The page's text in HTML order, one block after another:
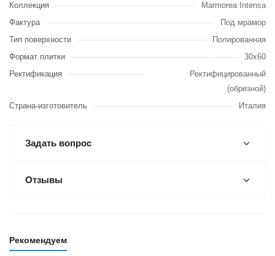
Коллекция
Marmorea Intensa
Фактура
Под мрамор
Тип поверхности
Полированная
Формат плитки
30х60
Ректификация
Ректифицированный
(обрезной)
Страна-изготовитель
Италия
Задать вопрос
Отзывы
Рекомендуем